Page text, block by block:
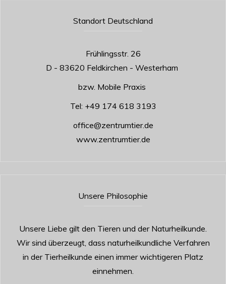
Standort Deutschland
Frühlingsstr. 26
D - 83620 Feldkirchen - Westerham
bzw. Mobile Praxis
Tel: +49 174 618 3193
office@zentrumtier.de
www.zentrumtier.de
Unsere Philosophie
Unsere Liebe gilt den Tieren und der Naturheilkunde.
Wir sind überzeugt, dass naturheilkundliche Verfahren
in der Tierheilkunde einen immer wichtigeren Platz
einnehmen.